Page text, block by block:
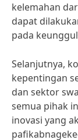
kelemahan
dapat
pada
Selanjutnya,
kepentingan
dan sektor
semua pihak
inovasi yang